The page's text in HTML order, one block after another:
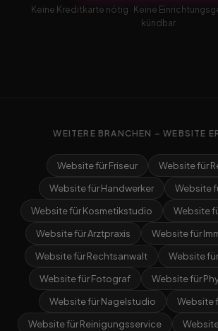
Keine Kreditkarte nötig · Keine
kündbar
WEITERE BRANCHEN – WEBSITE
Website für Friseur
Website für
Website für Handwerker
Website
Website für Kosmetikstudio
Website
Website für Arztpraxis
Website für
Website für Rechtsanwalt
Website
Website für Fotograf
Website für
Website für Nagelstudio
Website
Website für Reinigungsservice